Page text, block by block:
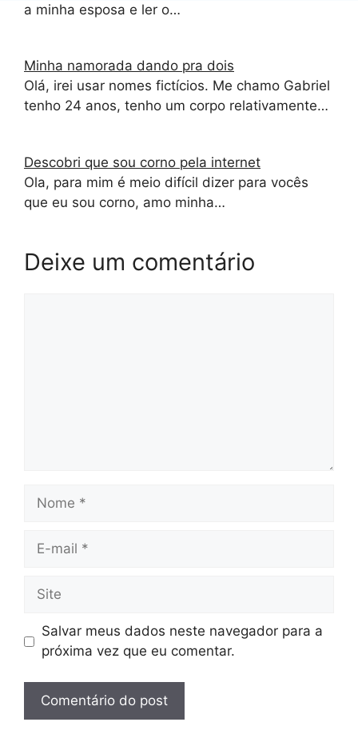
a minha esposa e ler o…
Minha namorada dando pra dois
Olá, irei usar nomes fictícios. Me chamo Gabriel
tenho 24 anos, tenho um corpo relativamente…
Descobri que sou corno pela internet
Ola, para mim é meio difícil dizer para vocês
que eu sou corno, amo minha…
Deixe um comentário
Nome
Site
Salvar meus dados neste navegador para a
próxima vez que eu comentar.